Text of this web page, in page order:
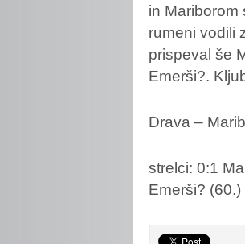
in Mariborom
rumeni vodili
prispeval še
Emerši?.
Drava–
strelci: 0:1
Emerši? (60.)